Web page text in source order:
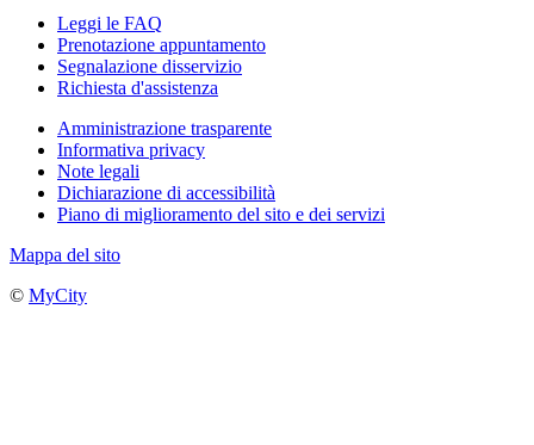
Leggi le FAQ
Prenotazione appuntamento
Segnalazione disservizio
Richiesta d'assistenza
Amministrazione trasparente
Informativa privacy
Note legali
Dichiarazione di accessibilità
Piano di miglioramento del sito e dei servizi
Mappa del sito
© MyCity